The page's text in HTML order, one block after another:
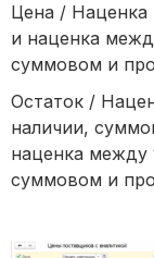
Цена / Наценка
и наценка
суммовом и
Остаток /
наличии,
наценка между
суммовом и